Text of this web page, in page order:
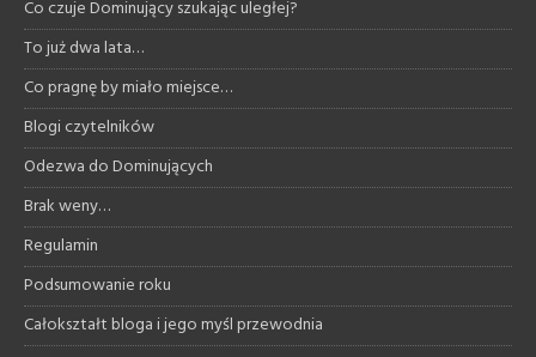
Co czuje Dominujący szukając uległej?
To już dwa lata…
Co pragnę by miało miejsce…
Blogi czytelników
Odezwa do Dominujących
Brak weny…
Regulamin
Podsumowanie roku
Całokształt bloga i jego myśl przewodnia